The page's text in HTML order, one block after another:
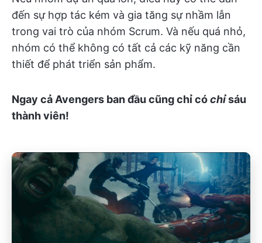
đến sự hợp tác kém và gia tăng sự nhầm lẫn
trong vai trò của nhóm Scrum. Và nếu quá nhỏ,
nhóm có thể không có tất cả các kỹ năng cần
thiết để phát triển sản phẩm.
Ngay cả Avengers ban đầu cũng chỉ cóchỉsáu
thành viên!